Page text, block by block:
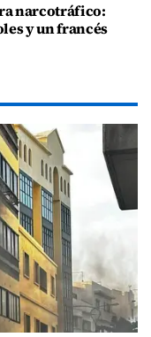
narcotráfico:
y un francés